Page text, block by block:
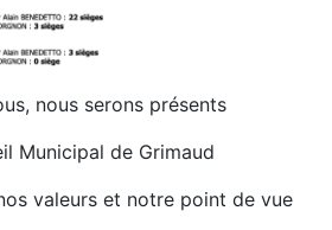
nous serons présents
Municipal de Grimaud
valeurs et notre point de vue